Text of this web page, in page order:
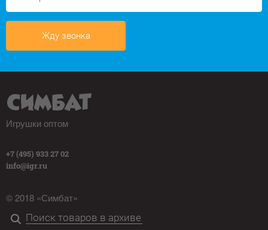
Жду звонка
Игрушки оптом
+7 (495) 933 27 02
info@igr.ru
© 2018 «Симбат»